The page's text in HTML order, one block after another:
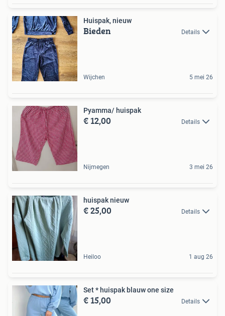
Huispak, nieuw
Bieden Details
Wijchen 5 mei 26
Pyamma/ huispak
€ 12,00 Details
Nijmegen 3 mei 26
huispak nieuw
€ 25,00 Details
Heiloo 1 aug 26
Set * huispak blauw one size
€ 15,00 Details